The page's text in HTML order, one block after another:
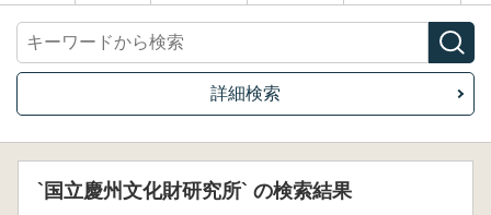
詳細検索
`国立慶州文化財研究所` の検索結果